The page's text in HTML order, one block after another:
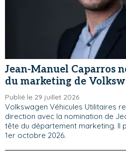
Jean-Manuel Caparros
du marketing de
Publié le 29 juillet 2026
Volkswagen Véhicules Utilitaires
direction avec la nomination de
tête du département marketing. Il
1er octobre 2026.